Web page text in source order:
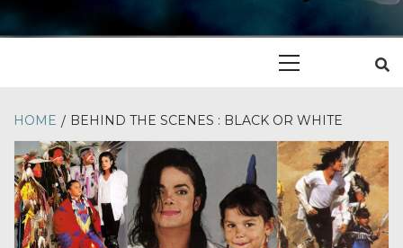
HOME BEHIND THE SCENES : BLACK OR WHITE